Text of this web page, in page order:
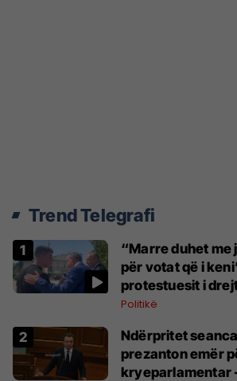
Trend Telegrafi
“Marre duhet me
për votat që i
protestuesit i
Hamzës
Politikë
Ndërpritet
prezanton emër
kryeparlamentar